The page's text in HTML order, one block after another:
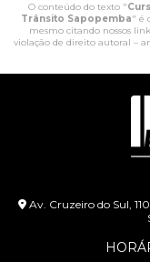
O conteúdo do texto "
Trânsito Sapopemba" é
mesmo citando nossos
violação de direito autoral –
Av. Cruzeiro do Sul,